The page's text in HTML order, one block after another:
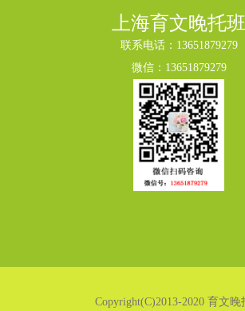
上海育文晚托班
联系电话： 13651879279
微信：13651879279
Copyright(C)2013-2020 育文晚